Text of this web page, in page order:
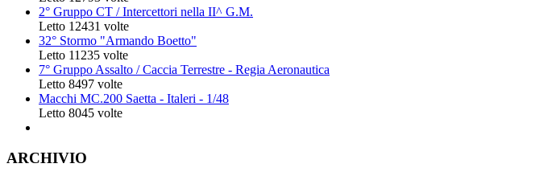
2° Gruppo CT / Intercettori nella II^ G.M.
Letto 12431 volte
32° Stormo "Armando Boetto"
Letto 11235 volte
7° Gruppo Assalto / Caccia Terrestre - Regia Aeronautica
Letto 8497 volte
Macchi MC.200 Saetta - Italeri - 1/48
Letto 8045 volte
ARCHIVIO